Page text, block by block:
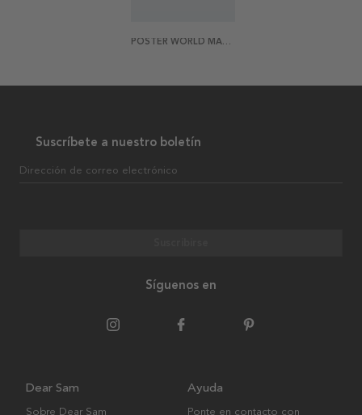
POSTER WORLD MAP WATERCOLOR
Suscríbete a nuestro boletín
Dirección de correo electrónico
Síguenos en
Dear Sam
Sobre Dear Sam
Ayuda
Ponte en contacto con